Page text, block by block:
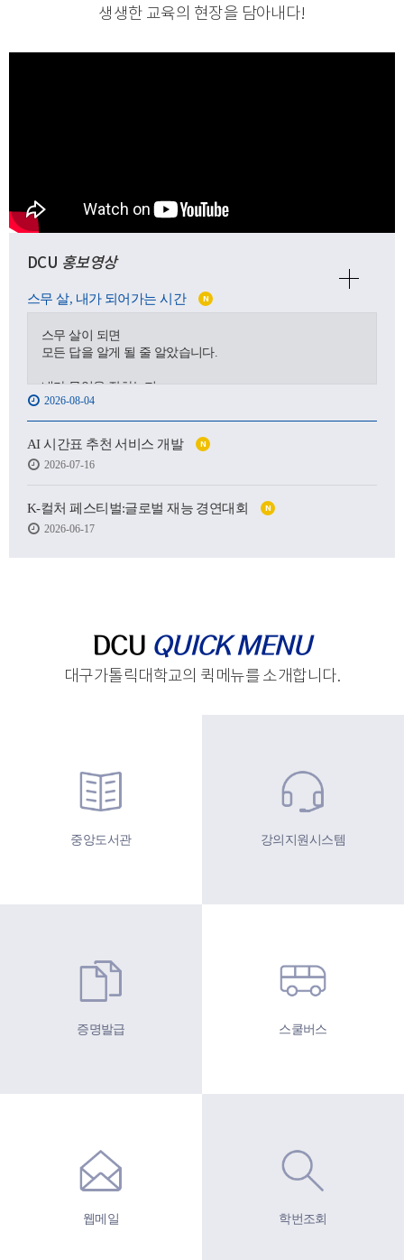
생생한 교육의 현장을 담아내다!
DCU 홍보영상
스무 살, 내가 되어가는 시간 N
스무 살이 되면
모든 답을 알게 될 줄 알았습니다.
내가 무엇을 잘하는지,
어디로 가야 하는지,
어떤 사람이 될 수 있을지.
하지만 처음 마주한 강의실도,
처음 건넨 인사도,
생각보다 낯설고 서툴렀습니다.
2026-08-04
AI 시간표 추천 서비스 개발 N
2026-07-16
K-컬처 페스티벌:글로벌 재능 경연대회 N
2026-06-17
DCU QUICK MENU
대구가톨릭대학교의 퀵메뉴를 소개합니다.
중앙도서관 강의지원시스템
증명발급 스쿨버스
웹메일 학번조회